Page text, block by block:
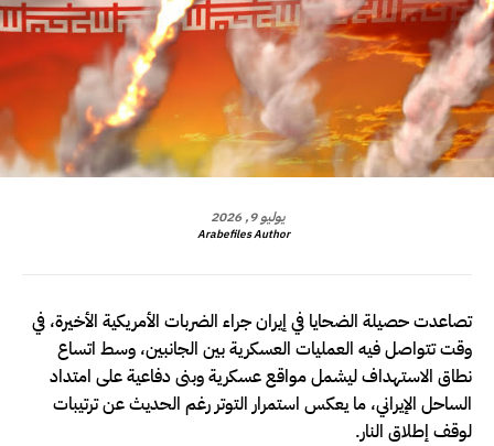
يوليو 9, 2026
Arabefiles Author
تصاعدت حصيلة الضحايا في إيران جراء الضربات الأمريكية الأخيرة، في
وقت تتواصل فيه العمليات العسكرية بين الجانبين، وسط اتساع
نطاق الاستهداف ليشمل مواقع عسكرية وبنى دفاعية على امتداد
الساحل الإيراني، ما يعكس استمرار التوتر رغم الحديث عن ترتيبات
لوقف إطلاق النار.